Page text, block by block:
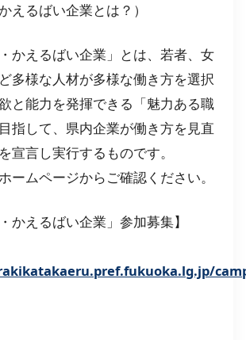
えるばい企業とは？）
かえるばい企業」とは、若者、女
多様な人材が多様な働き方を選択
と能力を発揮できる「魅力ある職
指して、県内企業が働き方を見直
宣言し実行するものです。
ームページからご確認ください。
・かえるばい企業」参加募集】